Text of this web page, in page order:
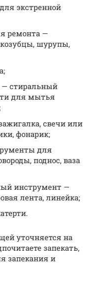
экстренной
ремонта —
шурупы,
— стиральный
для мытья
свечи или
фонарик;
для
поднос, ваза
инструмент —
лента, линейка;
уточняется на
запекать,
запекания и